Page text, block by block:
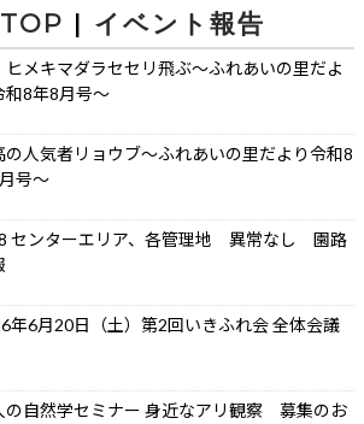
TOP | イベント報告
ヒメキマダラセセリ飛ぶ～ふれあいの里だよ
和8年8月号～
の人気者リョウブ～ふれあいの里だより令和8
号～
センターエリア、各管理地 異常なし 園路
年6月20日（土）第2回いきふれ会 全体会議
の自然学セミナー 身近なアリ観察 募集のお